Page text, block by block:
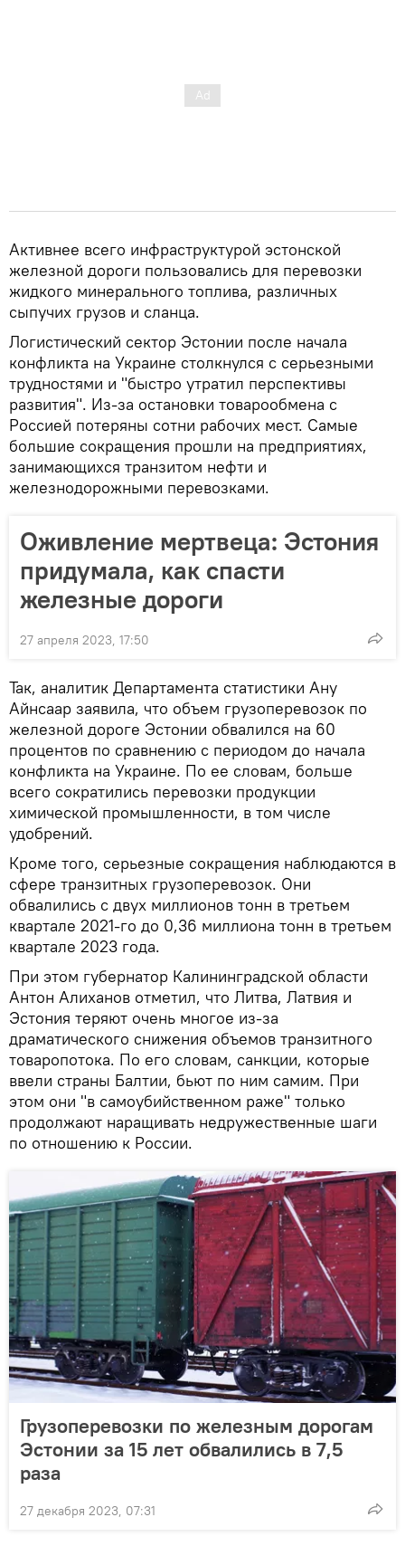
Активнее всего инфраструктурой эстонской
железной дороги пользовались для перевозки
жидкого минерального топлива, различных
сыпучих грузов и сланца.
Логистический сектор Эстонии после начала
конфликта на Украине столкнулся с серьезными
трудностями и "быстро утратил перспективы
развития". Из-за остановки товарообмена с
Россией потеряны сотни рабочих мест. Самые
большие сокращения прошли на предприятиях,
занимающихся транзитом нефти и
железнодорожными перевозками.
Оживление мертвеца: Эстония
придумала, как спасти
железные дороги
27 апреля 2023, 17:50
Так, аналитик Департамента статистики Ану
Айнсаар заявила, что объем грузоперевозок по
железной дороге Эстонии обвалился на 60
процентов по сравнению с периодом до начала
конфликта на Украине. По ее словам, больше
всего сократились перевозки продукции
химической промышленности, в том числе
удобрений.
Кроме того, серьезные сокращения наблюдаются в
сфере транзитных грузоперевозок. Они
обвалились с двух миллионов тонн в третьем
квартале 2021-го до 0,36 миллиона тонн в третьем
квартале 2023 года.
При этом губернатор Калининградской области
Антон Алиханов отметил, что Литва, Латвия и
Эстония теряют очень многое из-за
драматического снижения объемов транзитного
товаропотока. По его словам, санкции, которые
ввели страны Балтии, бьют по ним самим. При
этом они "в самоубийственном раже" только
продолжают наращивать недружественные шаги
по отношению к России.
Грузоперевозки по железным дорогам
Эстонии за 15 лет обвалились в 7,5
раза
27 декабря 2023, 07:31